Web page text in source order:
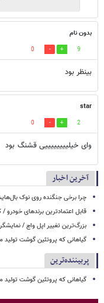
بدون نام
9
0
بینظر بود
star
2
0
وای خیلییییییییی قشنگ بود
آخرین اخبار
چرا برخی جنگنده روی نوک
قابل اعتمادترین برندهای خودرو
بزرگ‌ترین تغییر اپل واچ /
گیاهانی که پروتئین گوشت تولید
پربیننده‌ترین
گیاهانی که پروتئین گوشت تولید